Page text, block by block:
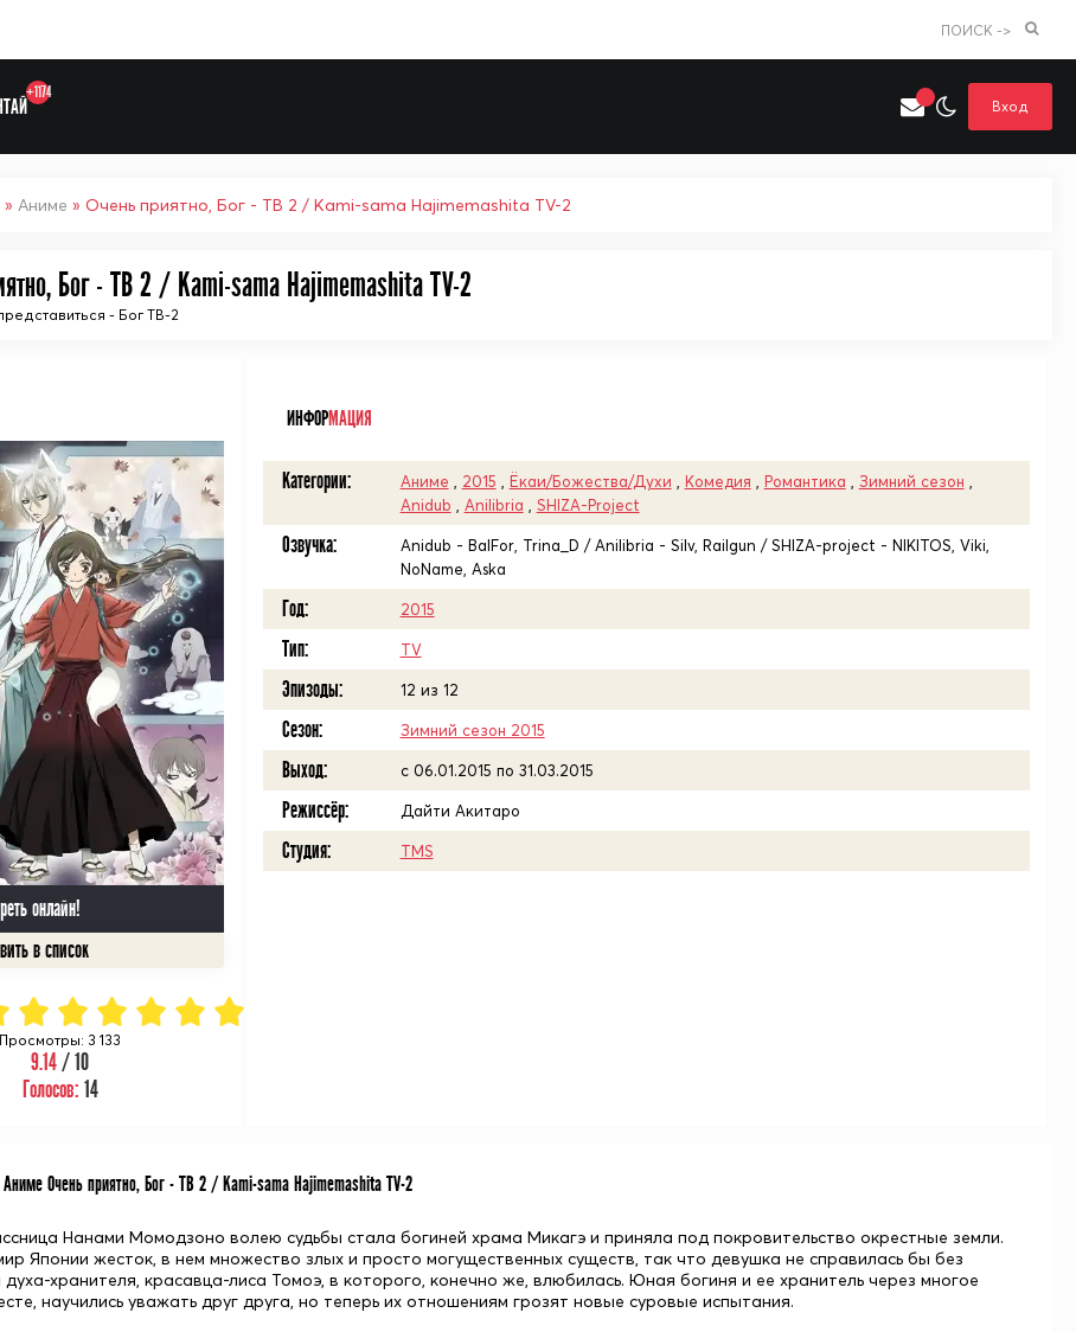
Выберите одну категорию для поиска
ПОИСК ->
+1174
Вход
» Аниме » Очень приятно, Бог - ТВ 2 / Kami-sama Hajimemashita TV-2
Бог - ТВ 2 / Kami-sama Hajimemashita TV-2
- Бог ТВ-2
онлайн!
Просмотры: 3 133
9.14/ 10
Голосов: 14
ИНФОРМАЦИЯ
Категории: Аниме 2015 Ёкаи/Божества/Духи Комедия Романтика Зимний сезон
Anidub
Anilibria SHIZA-Project
Озвучка:
Anidub - BalFor, Trina_D / Anilibria - Silv, Railgun / SHIZA-project - NIKITOS, Viki,
NoName, Aska
Год: 2015
Тип: TV
Эпизоды: 12 из 12
Сезон: Зимний сезон 2015
Выход: c 06.01.2015 по 31.03.2015
Режиссёр: Дайти Акитаро
Студия: TMS
Аниме Очень приятно, Бог - ТВ 2 / Kami-sama Hajimemashita TV-2
Нанами Момодзоно волею судьбы стала богиней храма Микагэ и приняла под покровительство окрестные земли.
Японии жесток, в нем множество злых и просто могущественных существ, так что девушка не справилась бы без
хранителя, красавца-лиса Томоэ, в которого, конечно же, влюбилась. Юная богиня и ее хранитель через многое
научились уважать друг друга, но теперь их отношениям грозят новые суровые испытания.